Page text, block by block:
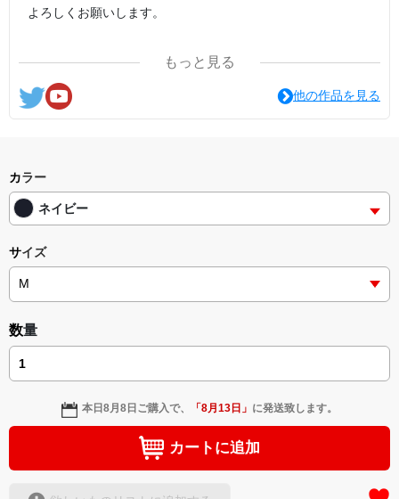
よろしくお願いします。
ここの他にも『日日彼是色々面白可笑し。IN SUZURI』や
nichinichioo by BASE にも展開中。
コチラもよろしくお願いします。
もっと見る
他の作品を見る
カラー
ネイビー
サイズ
数量
本日8月8日 ご購入で、 「8月13日 」 に発送致します。
カートに追加